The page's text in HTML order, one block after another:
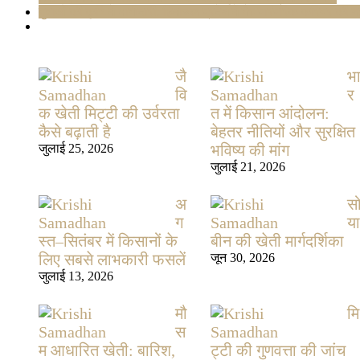
जै
वि
क खेती मिट्टी की उर्वरता
कैसे बढ़ाती है
जुलाई 25, 2026
भा
र
त में किसान आंदोलन:
बेहतर नीतियों और सुरक्षित
भविष्य की मांग
जुलाई 21, 2026
अ
ग
स्त–सितंबर में किसानों के
लिए सबसे लाभकारी फसलें
जुलाई 13, 2026
या
बीन की खेती मार्गदर्शिका
जून 30, 2026
मौ
स
म आधारित खेती: बारिश,
मि
ट्टी की गुणवत्ता की जांच